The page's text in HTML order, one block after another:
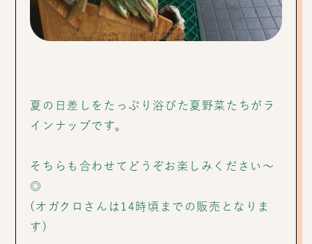
夏の日差しをたっぷり浴びた夏野菜たちがラ
インナップです。
そちらも合わせてどうぞお楽しみください〜
◎
(オガクロさんは14時頃までの販売となりま
す)